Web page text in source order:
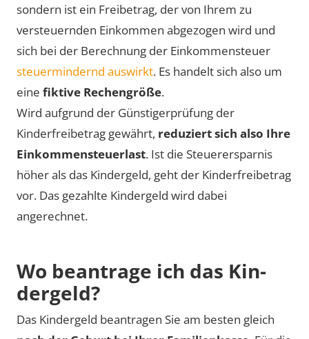
sondern ist ein Freibetrag, der von Ihrem zu
versteuernden Einkommen abgezogen wird und
sich bei der Berechnung der Einkommensteuer
steuermindernd auswirkt. Es handelt sich also um
eine fiktive Rechengröße.
Wird aufgrund der Günstigerprüfung der
Kinderfreibetrag gewährt, reduziert sich also Ihre
Einkommensteuerlast. Ist die Steuerersparnis
höher als das Kindergeld, geht der Kinderfreibetrag
vor. Das gezahlte Kindergeld wird dabei
angerechnet.
Wo be­an­tra­ge ich das Kin­
der­geld?
Das Kindergeld beantragen Sie am besten gleich